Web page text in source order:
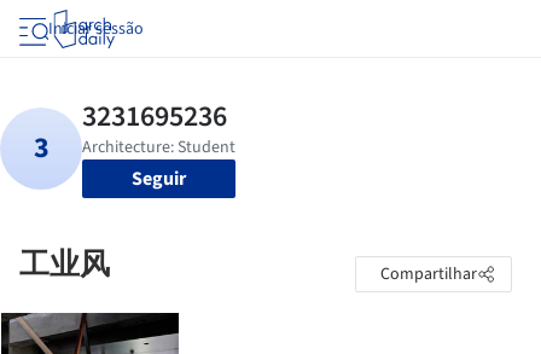
Iniciar sessão
Seguir
工业风 Compartilhar